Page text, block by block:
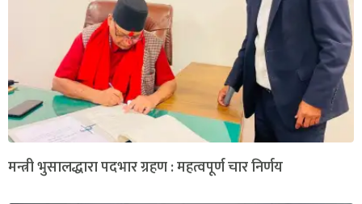
मन्त्री भुसालद्धारा पदभार ग्रहण : महत्वपूर्ण चार निर्णय